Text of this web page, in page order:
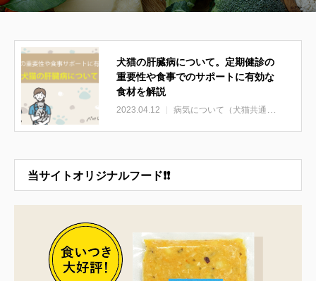
犬猫の肝臓病について。定期健診の
重要性や食事でのサポートに有効な
食材を解説
2023.04.12 病気について（犬猫共通）
当サイトオリジナルフード❗❗